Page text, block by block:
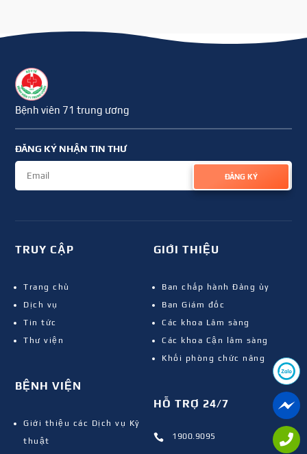
Bệnh viên 71 trung ương
ĐĂNG KÝ NHẬN TIN THƯ
ĐĂNG KÝ
TRUY CẬP
Trang chủ
Dịch vụ
Tin tức
Thư viện
BỆNH VIỆN
Giới thiệu các Dịch vụ Kỹ
thuật
GIỚI THIỆU
Ban chấp hành Đảng ủy
Ban Giám đốc
Các khoa Lâm sàng
Các khoa Cận lâm sàng
Khối phòng chức năng
HỖ TRỢ 24/7
 1900.9095